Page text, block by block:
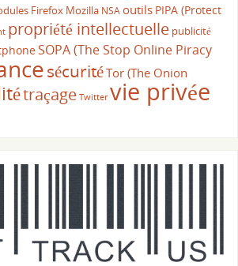
Firefox Mozilla NSA outils PIPA (Protect
propriété intellectuelle publicité
SOPA (The Stop Online Piracy
sécuritéTor (The Onion
traçage Twitter vie privée